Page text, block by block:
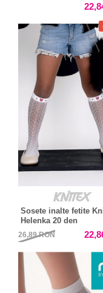
Sosete inalte fetite
Helenka 20 den
26,89RON